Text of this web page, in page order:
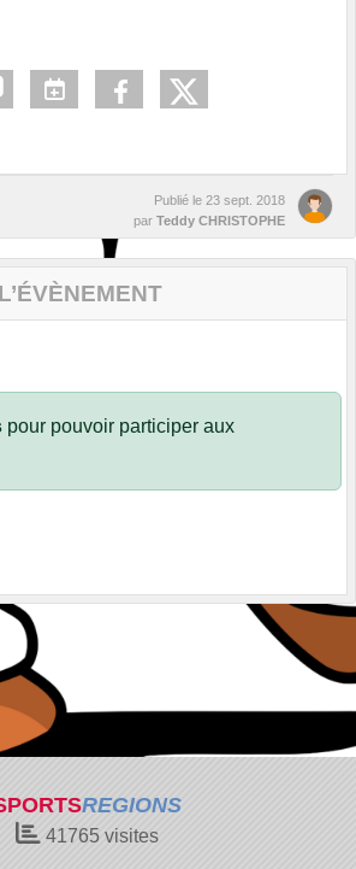
Publié le 23 sept. 2018
par Teddy CHRISTOPHE
pour pouvoir participer aux
REGIONS
41765visites